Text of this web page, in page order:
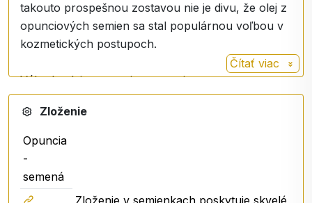
takouto prospešnou zostavou nie je divu, že olej z
opunciových semien sa stal populárnou voľbou v
kozmetických postupoch.
Výhody oleja zo semien opuncie
Upokojujúce pokožku. Opunciový olej je plný
flavonoidov a zinku, ktorý pomáha zmierniť zápal
antibakteriálne vlastnosti pomáhajú riešiť problémy
s akné a prírodná zložka ponúka liečivý dotyk,
Čítať viac
Zloženie
Opuncia
-
semená
Zloženie v semienkach poskytuje skvelé